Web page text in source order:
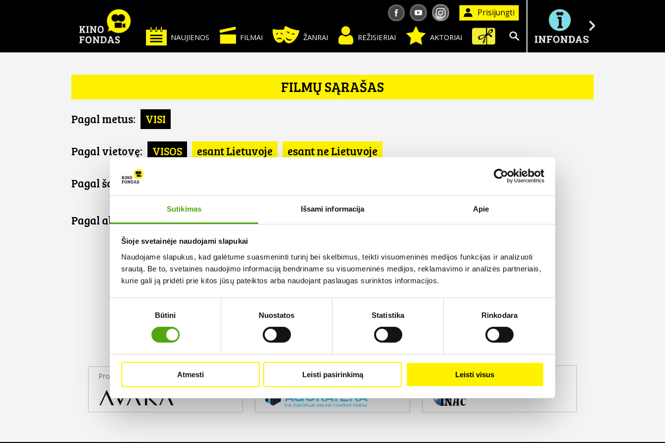
Sutikimas Išsami informacija Apie
Šioje svetainėje naudojami slapukai
Naudojame slapukus, kad galėtume suasmeninti turinį bei skelbimus, teikti visuomeninės medijos funkcijas ir analizuoti
srautą. Be to, svetainės naudojimo informaciją bendriname su visuomeninės medijos, reklamavimo ir analizės partneriais,
kurie gali ją pridėti prie kitos jūsų pateiktos arba naudojant paslaugas surinktos informacijos.
Būtini Nuostatos Statistika Rinkodara
Atmesti Leisti pasirinkimą Leisti visus
Prisijungti
AKTORIAI
REŽISIERIAI
ŽANRAI
FILMAI
NAUJIENOS
Ieškoti
FILMŲ SĄRAŠAS
Pagal metus: VISI
Pagal vietovę: VISOS esant Lietuvoje esant ne Lietuvoje
Pagal šalį: VISOS
Pagal abėcėlę:
Projekto partneris Projekto partneris Projekto partneris